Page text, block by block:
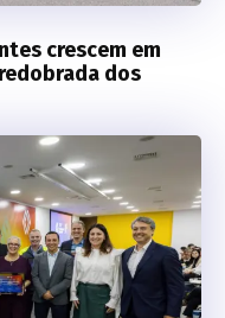
crescem em
dos